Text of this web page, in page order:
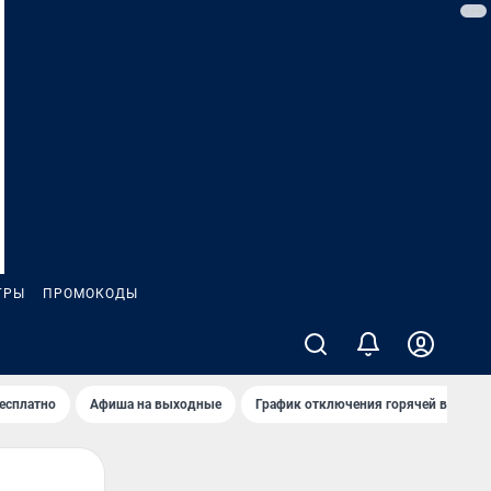
ПРОМОКОДЫ
Афиша на выходные График отключения горячей воды в